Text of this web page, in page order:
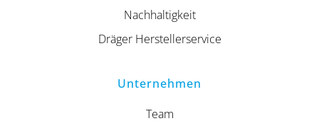
Nachhaltigkeit
Dräger Herstellerservice
Unternehmen
Team